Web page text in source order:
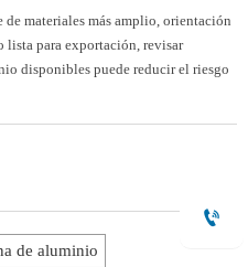
de materiales más amplio, orientación
lista para exportación, revisar
disponibles puede reducir el riesgo
de aluminio
